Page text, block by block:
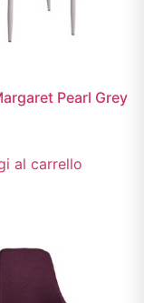
Pearl Grey
al carrello